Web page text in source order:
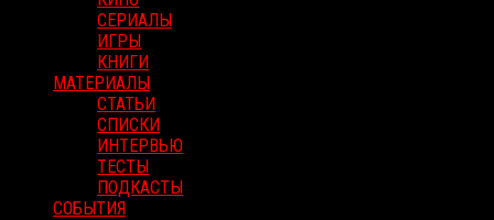
СЕРИАЛЫ
ИГРЫ
КНИГИ
МАТЕРИАЛЫ
СТАТЬИ
СПИСКИ
ИНТЕРВЬЮ
ТЕСТЫ
ПОДКАСТЫ
СОБЫТИЯ